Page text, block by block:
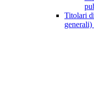
Titolari
generali)